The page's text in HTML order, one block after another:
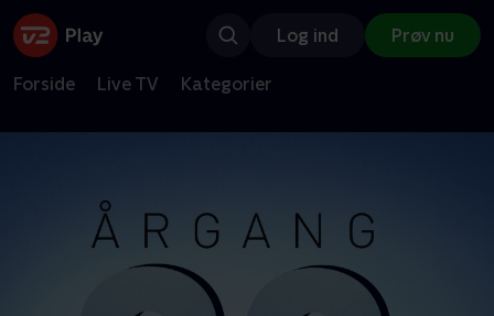
Log ind Prøv nu
Forside Live TV Kategorier